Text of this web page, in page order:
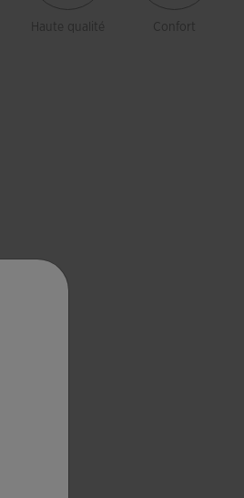
Haute qualité Confort